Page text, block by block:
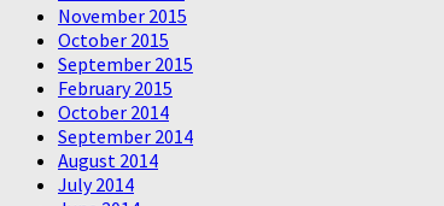
November 2015
October 2015
September 2015
February 2015
October 2014
September 2014
August 2014
July 2014